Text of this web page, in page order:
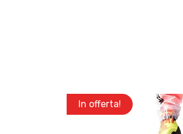
In offerta!